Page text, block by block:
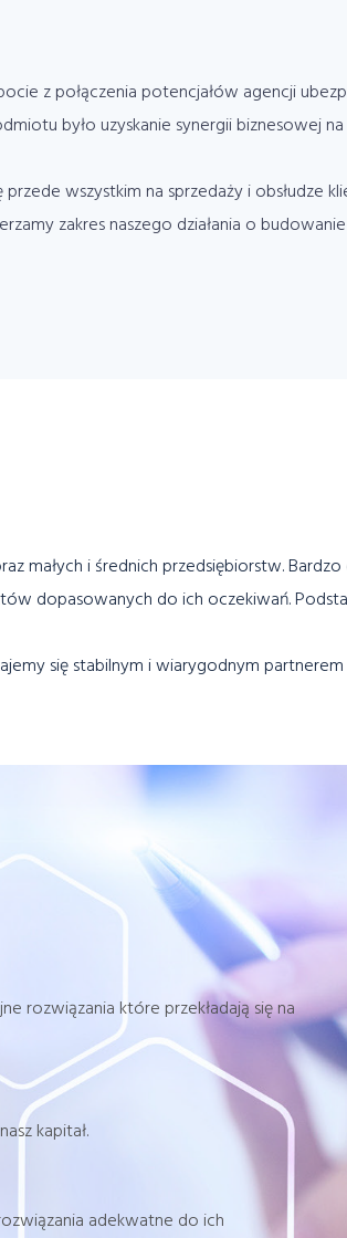
z połączenia potencjałów agencji
było uzyskanie synergii biznesowej
wszystkim na sprzedaży i obsłudze
zakres naszego działania o
małych i średnich przedsiębiorstw.
dopasowanych do ich oczekiwań.
się stabilnym i wiarygodnym
rozwiązania które przekładają się na
kapitał.
adekwatne do ich